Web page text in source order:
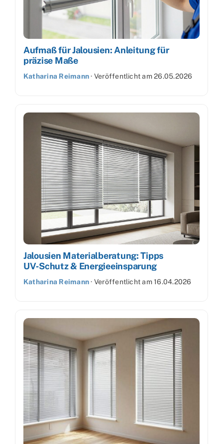
Aufmaß für Jalousien: Anleitung für
präzise Maße
Katharina Reimann· Veröffentlicht am26.05.2026
Jalousien Materialberatung: Tipps
UV‑Schutz & Energieeinsparung
Katharina Reimann· Veröffentlicht am16.04.2026